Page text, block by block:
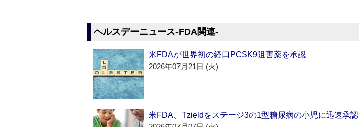
ヘルスデーニュース‐FDA関連‐
米FDAが世界初の経口PCSK9阻害薬を承認
2026年07月21日 (火)
米FDA、Tzieldをステージ3の1型糖尿病の小児に迅速承認